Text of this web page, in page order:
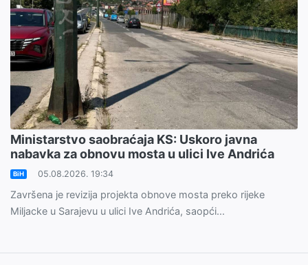
Ministarstvo saobraćaja KS: Uskoro javna
nabavka za obnovu mosta u ulici Ive Andrića
BiH 05.08.2026. 19:34
Završena je revizija projekta obnove mosta preko rijeke
Miljacke u Sarajevu u ulici Ive Andrića, saopći...